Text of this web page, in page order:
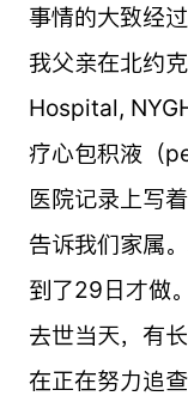
事情的大致经过
我父亲在北约
Hospital,
疗心包积液（
医院记录上写
告诉我们家属
到了29日才做
去世当天，有
在正在努力追查